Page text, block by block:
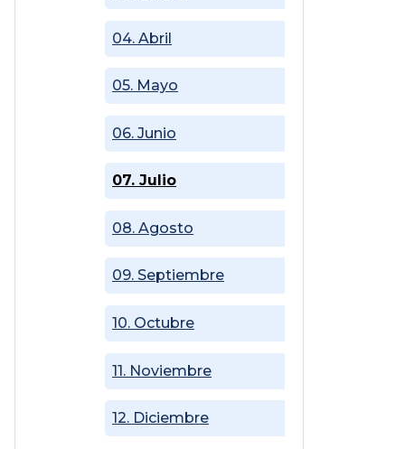
04. Abril
05. Mayo
06. Junio
07. Julio
08. Agosto
09. Septiembre
10. Octubre
11. Noviembre
12. Diciembre